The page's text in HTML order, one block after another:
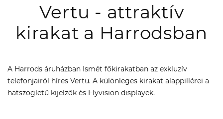
Vertu - attraktív
kirakat a Harrodsban
A Harrods áruházban Ismét főkirakatban az exkluzív
telefonjairól híres Vertu. A különleges kirakat alappillérei a
hatszögletű kijelzők és Flyvision displayek.